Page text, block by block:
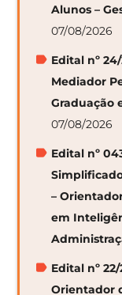
Alunos –
07/08/2026
Edital nº
Mediador
Graduação
07/08/2026
Edital nº
–
em
Edital nº
Orientador